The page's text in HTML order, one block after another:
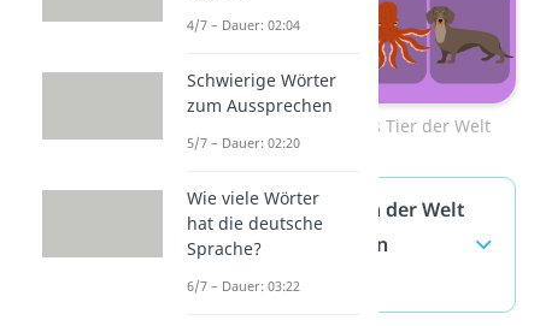
Zum Video: Schlaustes Tier der Welt
Schlauster Mensch der Welt
— häufigste Fragen
(ausklappen)
4/7 – Dauer: 02:04
Schwierige Wörter
zum Aussprechen
5/7 – Dauer: 02:20
Wie viele Wörter
hat die deutsche
Sprache?
6/7 – Dauer: 03:22